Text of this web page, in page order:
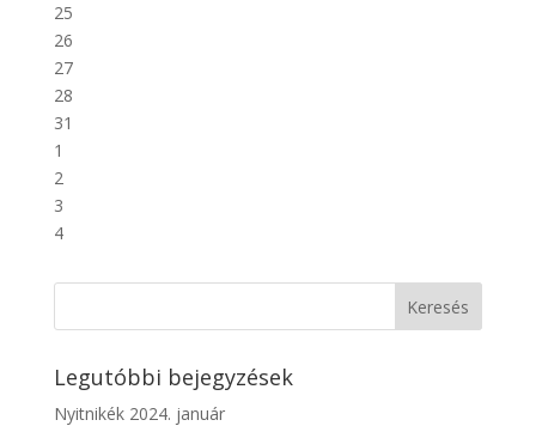
25
26
27
28
31
1
2
3
4
Legutóbbi bejegyzések
Nyitnikék 2024. január